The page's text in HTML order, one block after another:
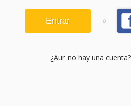
o
¿Aun no hay una cuenta?